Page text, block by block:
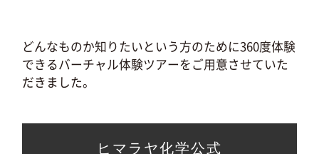
どんなものか知りたいという方のために360度体験
できるバーチャル体験ツアーをご用意させていた
だきました。
ヒマラヤ化学公式